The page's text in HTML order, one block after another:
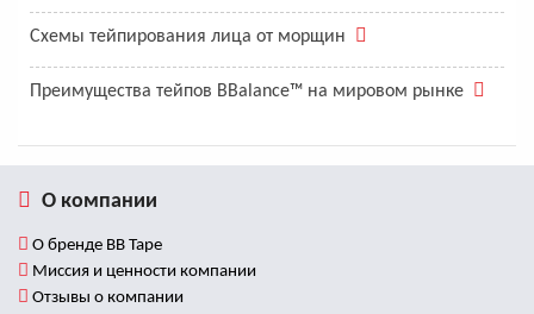
Схемы тейпирования лица от морщин
Преимущества тейпов BBalance™ на мировом рынке
О компании
О бренде BB Tape
Миссия и ценности компании
Отзывы о компании